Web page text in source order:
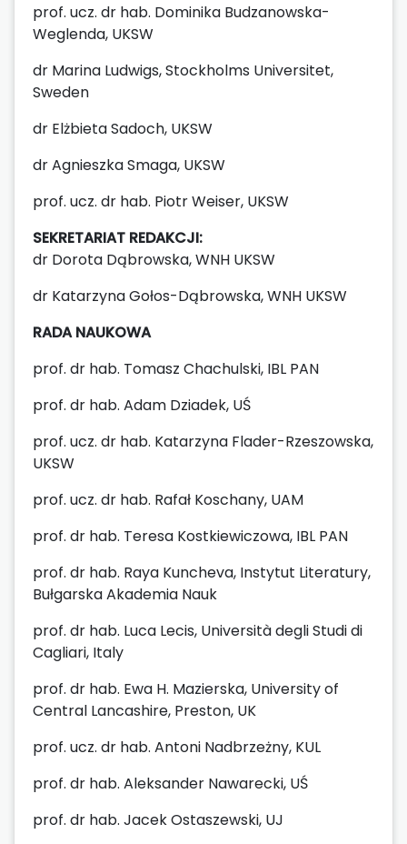
prof. ucz. dr hab. Dominika Budzanowska-
Weglenda, UKSW
dr Marina Ludwigs, Stockholms Universitet,
Sweden
dr Elżbieta Sadoch, UKSW
dr Agnieszka Smaga, UKSW
prof. ucz. dr hab. Piotr Weiser, UKSW
SEKRETARIAT REDAKCJI:
dr Dorota Dąbrowska, WNH UKSW
dr Katarzyna Gołos-Dąbrowska, WNH UKSW
RADA NAUKOWA
prof. dr hab. Tomasz Chachulski, IBL PAN
prof. dr hab. Adam Dziadek, UŚ
prof. ucz. dr hab. Katarzyna Flader-Rzeszowska,
UKSW
prof. ucz. dr hab. Rafał Koschany, UAM
prof. dr hab. Teresa Kostkiewiczowa, IBL PAN
prof. dr hab. Raya Kuncheva, Instytut Literatury,
Bułgarska Akademia Nauk
prof. dr hab. Luca Lecis, Università degli Studi di
Cagliari, Italy
prof. dr hab. Ewa H. Mazierska, University of
Central Lancashire, Preston, UK
prof. ucz. dr hab. Antoni Nadbrzeżny, KUL
prof. dr hab. Aleksander Nawarecki, UŚ
prof. dr hab. Jacek Ostaszewski, UJ